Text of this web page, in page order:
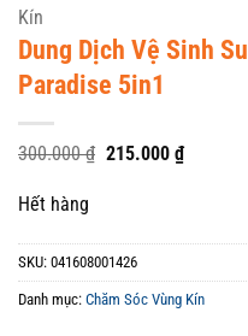
Kín
Dung Dịch Vệ Sinh
Paradise 5in1
300.000₫ Giá
215.000 ₫Giá
hiện
Hết hàng
SKU: 041608001426
Danh mục: Chăm Sóc Vùng Kín